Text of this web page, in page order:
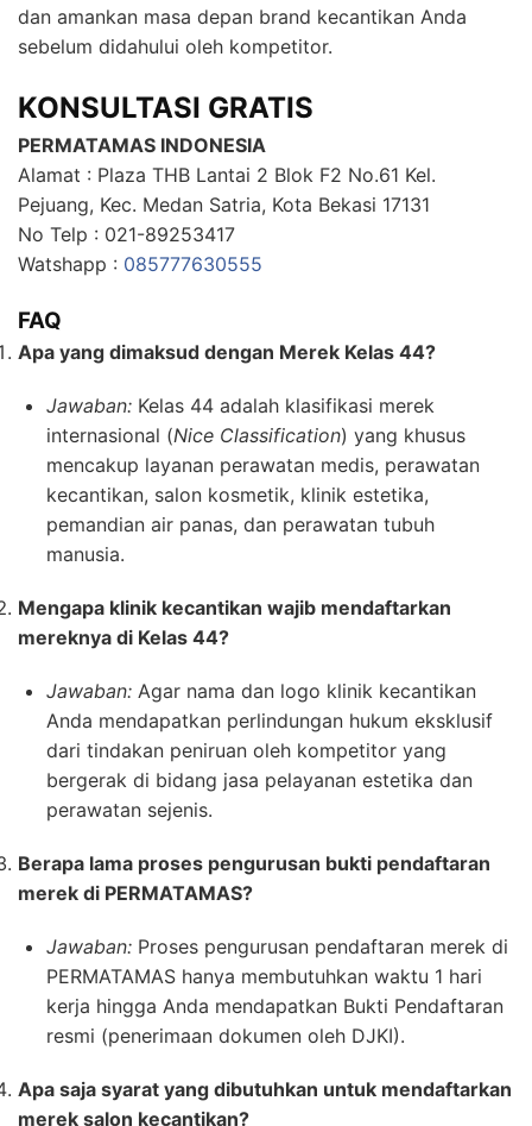
dan amankan masa depan brand kecantikan Anda
sebelum didahului oleh kompetitor.
KONSULTASI GRATIS
PERMATAMAS INDONESIA
Alamat : Plaza THB Lantai 2 Blok F2 No.61 Kel.
Pejuang, Kec. Medan Satria, Kota Bekasi 17131
No Telp : 021-89253417
Watshapp : 085777630555
FAQ
Apa yang dimaksud dengan Merek Kelas 44?
Jawaban: Kelas 44 adalah klasifikasi merek
internasional (Nice Classification) yang khusus
mencakup layanan perawatan medis, perawatan
kecantikan, salon kosmetik, klinik estetika,
pemandian air panas, dan perawatan tubuh
manusia.
Mengapa klinik kecantikan wajib mendaftarkan
mereknya di Kelas 44?
Jawaban: Agar nama dan logo klinik kecantikan
Anda mendapatkan perlindungan hukum eksklusif
dari tindakan peniruan oleh kompetitor yang
bergerak di bidang jasa pelayanan estetika dan
perawatan sejenis.
Berapa lama proses pengurusan bukti pendaftaran
merek di PERMATAMAS?
Jawaban: Proses pengurusan pendaftaran merek di
PERMATAMAS hanya membutuhkan waktu 1 hari
kerja hingga Anda mendapatkan Bukti Pendaftaran
resmi (penerimaan dokumen oleh DJKI).
Apa saja syarat yang dibutuhkan untuk mendaftarkan
merek salon kecantikan?